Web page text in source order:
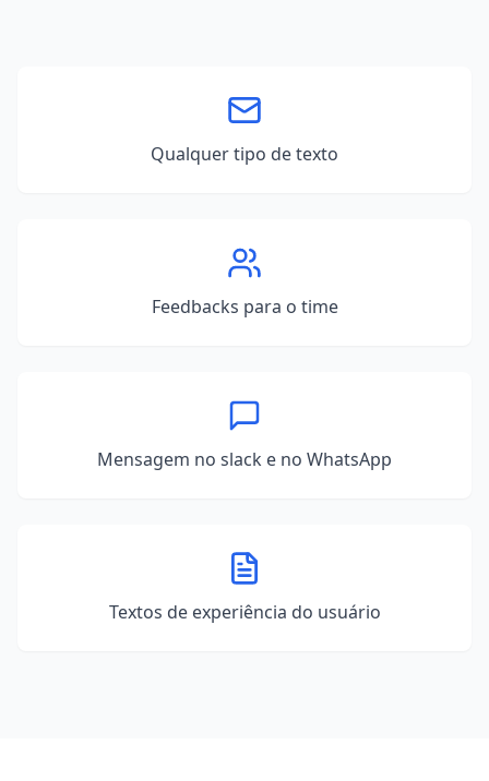
Qualquer tipo de texto
Feedbacks para o time
Mensagem no slack e no WhatsApp
Textos de experiência do usuário